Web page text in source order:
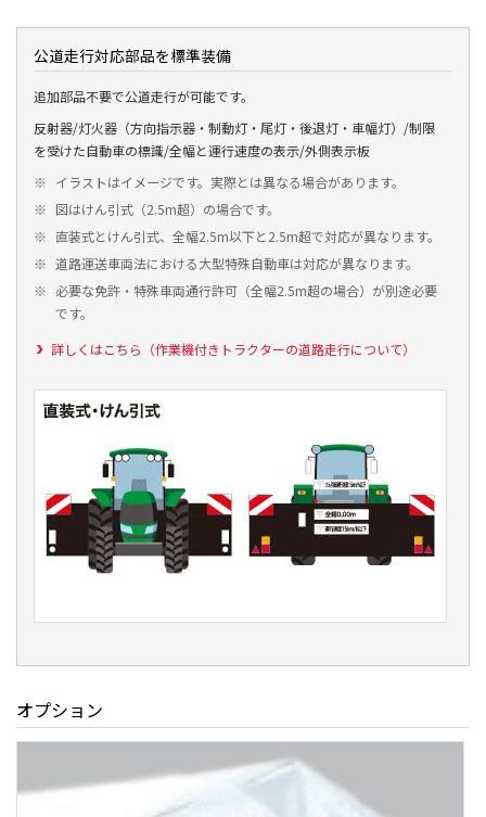
公道走行対応部品を標準装備
追加部品不要で公道走行が可能です。
反射器/灯火器（方向指示器・制動灯・尾灯・後退灯・車幅灯）/制限
を受けた自動車の標識/全幅と運行速度の表示/外側表示板
※ イラストはイメージです。実際とは異なる場合があります。
※ 図はけん引式（2.5m超）の場合です。
※ 直装式とけん引式、全幅2.5m以下と2.5m超で対応が異なります。
※ 道路運送車両法における大型特殊自動車は対応が異なります。
※ 必要な免許・特殊車両通行許可（全幅2.5m超の場合）が別途必要
です。
詳しくはこちら（作業機付きトラクターの道路走行について）
オプション